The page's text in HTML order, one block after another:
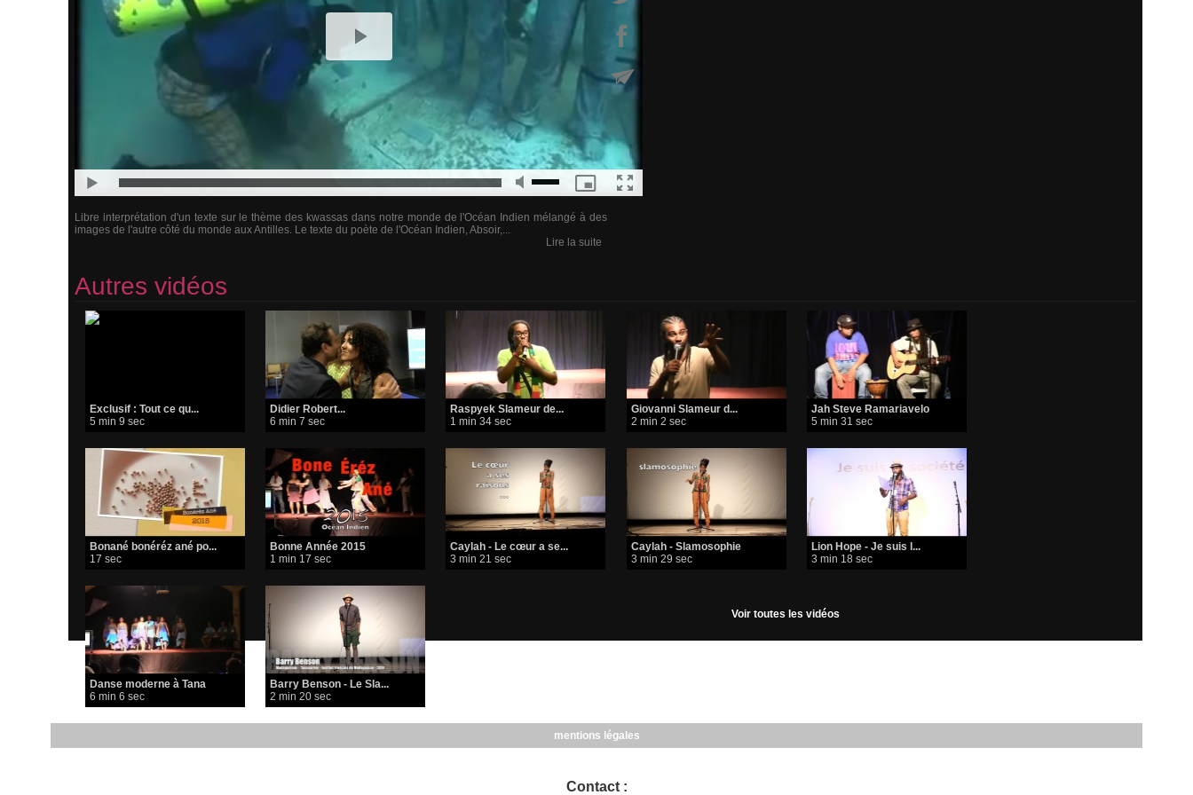
Libre interprétation d'un texte sur le thème des kwassas dans notre monde de l'Océan Indien mélangé à des
images de l'autre côté du monde aux Antilles. Le texte du poète de l'Océan Indien, Absoir,...
Lire la suite
Autres vidéos
Exclusif : Tout ce qu...
5 min 9 sec
​Didier Robert...
6 min 7 sec
Raspyek Slameur de...
1 min 34 sec
Giovanni Slameur d...
2 min 2 sec
Jah Steve Ramariavelo
5 min 31 sec
Bonané bonéréz ané po...
17 sec
Bonne Année 2015
1 min 17 sec
Caylah - Le cœur a se...
3 min 21 sec
Caylah - Slamosophie
3 min 29 sec
Lion Hope - Je suis l...
3 min 18 sec
Danse moderne à Tana
6 min 6 sec
Barry Benson - Le Sla...
2 min 20 sec
Voir toutes les vidéos
mentions légales
Contact :